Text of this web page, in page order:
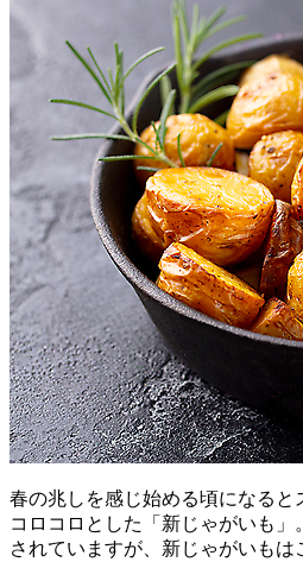
春の兆しを感じ始める頃になる
コロコロとした「新じゃがいも」
されていますが、新じゃがいも